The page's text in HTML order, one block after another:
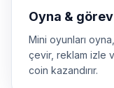
Oyna &
Mini oyunları
çevir, reklam izle
coin kazandırır.